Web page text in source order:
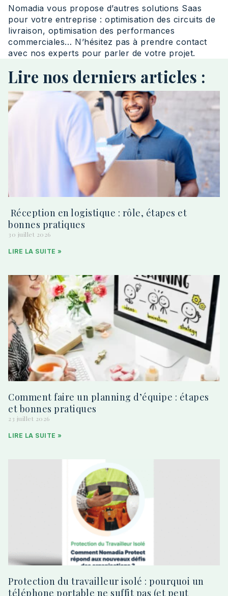
Nomadia vous propose d’autres solutions Saas
pour votre entreprise : optimisation des circuits de
livraison, optimisation des performances
commerciales… N’hésitez pas à prendre contact
avec nos experts pour parler de votre projet.
Lire nos derniers articles :
Réception en logistique : rôle, étapes et
bonnes pratiques
30 juillet 2026
LIRE LA SUITE »
Comment faire un planning d’équipe : étapes
et bonnes pratiques
23 juillet 2026
LIRE LA SUITE »
Protection du travailleur isolé : pourquoi un
téléphone portable ne suffit pas (et peut